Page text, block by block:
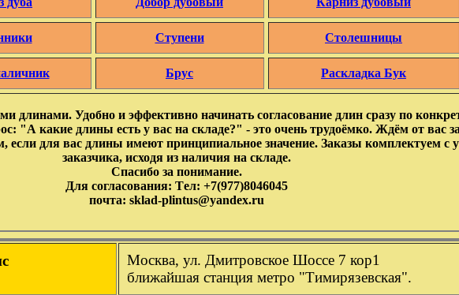
Ступени Столешницы
Брус Раскладка Бук
длинами. Удобно и эффективно начинать согласование длин сразу по
"А какие длины есть у вас на складе?" - это очень трудоёмко. Ждём от вас
для вас длины имеют принципиальное значение. Заказы комплектуем с
заказчика, исходя из наличия на складе.
Спасибо за понимание.
Для согласования: Tел: +7(977)8046045
почта: sklad-plintus@yandex.ru
Москва, ул. Дмитровское Шоссе 7 кор1
ближайшая станция метро "Тимирязевская".